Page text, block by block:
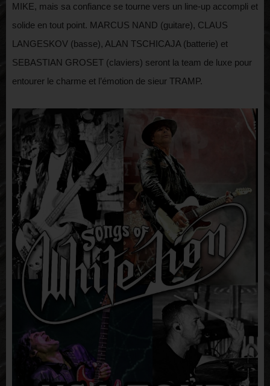
MIKE, mais sa confiance se tourne vers un line-up accompli et
solide en tout point. MARCUS NAND (guitare), CLAUS
LANGESKOV (basse), ALAN TSCHICAJA (batterie) et
SEBASTIAN GROSET (claviers) seront la team de luxe pour
entourer le charme et l’émotion de sieur TRAMP.